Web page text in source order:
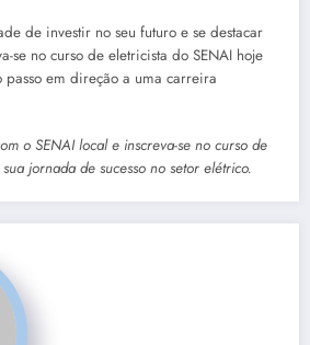
de investir no seu futuro e se destacar
se no curso de eletricista do SENAI hoje
em direção a uma carreira
o SENAI local e inscreva-se no curso de
jornada de sucesso no setor elétrico.